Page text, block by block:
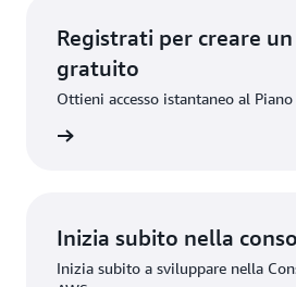
Registrati per creare
gratuito
Ottieni accesso istantaneo al
Inizia subito nella
Inizia subito a sviluppare nella